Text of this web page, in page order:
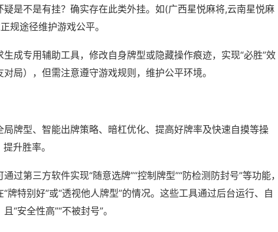
是不是有挂？确实存在此类外挂。如(广西星悦麻将,云南星悦麻
规途径维护游戏公平。
成专用辅助工具，修改自身牌型或隐藏操作痕迹，实现“必胜”效
局），但需注意遵守游戏规则，维护公平环境。
牌型、智能出牌策略、暗杠优化、提高好牌率及快速自摸等操
升胜率。
过第三方软件实现“随意选牌”“控制牌型”“防检测防封号”等功能，
牌特别好”或“透视他人牌型”的情况。这些工具通过后台运行、自
“安全性高”“不被封号”。